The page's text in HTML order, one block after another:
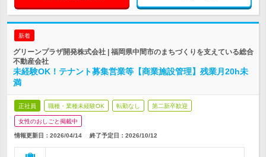
新着
グリーンプラザ開発株式会社 | 福岡県中間市のまちづくりを支えている総合
不動産会社
未経験OK！テナント募集営業等【商業施設管理】残業月20h未
満
正社員 職種・業種未経験OK 転勤なし 第二新卒歓迎
女性のおしごと掲載中
情報更新日：2026/04/14 終了予定日： 2026/10/12